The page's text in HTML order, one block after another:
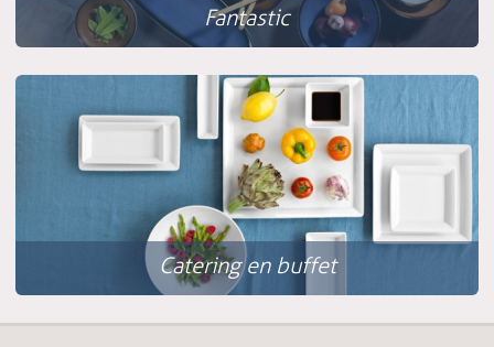
Fantastic
Catering en buffet